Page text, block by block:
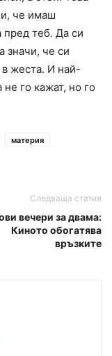
че имаш
теб. Да си
значи, че си
жеста. И най-
го кажат, но го
материя
Следваща статия
вечери за двама:
Киното обогатява
връзките